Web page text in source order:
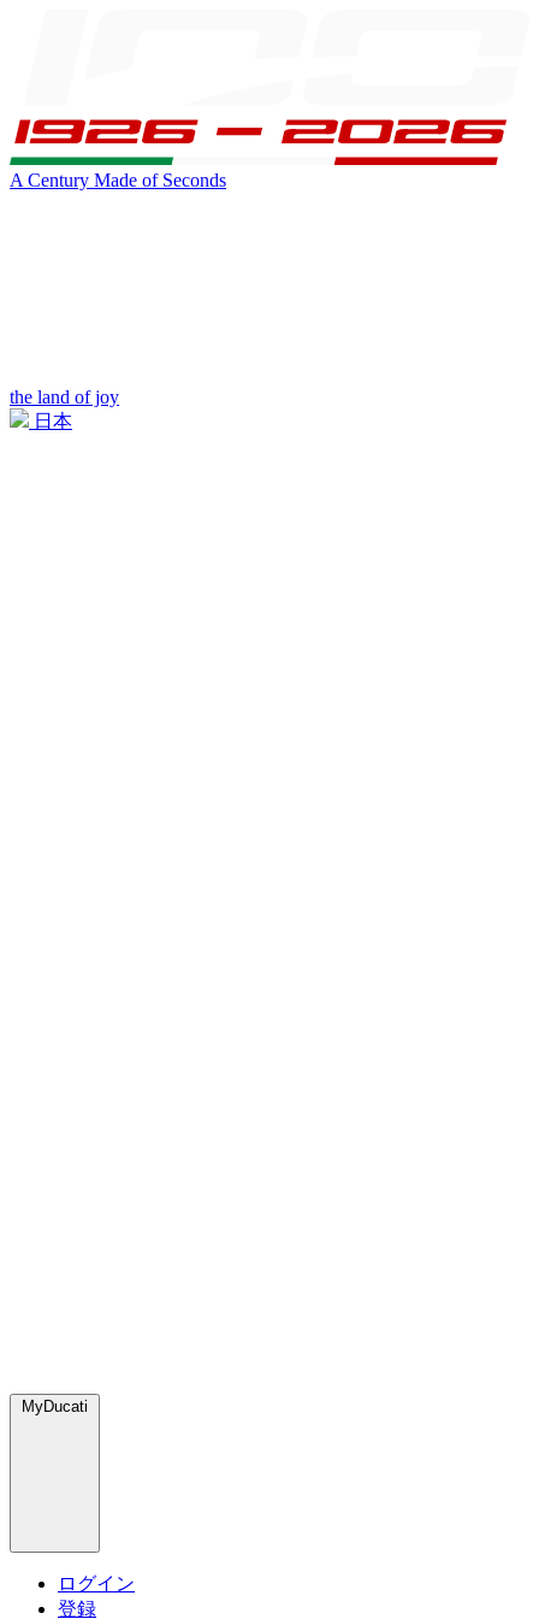
A Century Made of Seconds
the land of joy
日本
MyDucati
ログイン
登録